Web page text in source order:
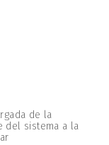
de la
del sistema a la